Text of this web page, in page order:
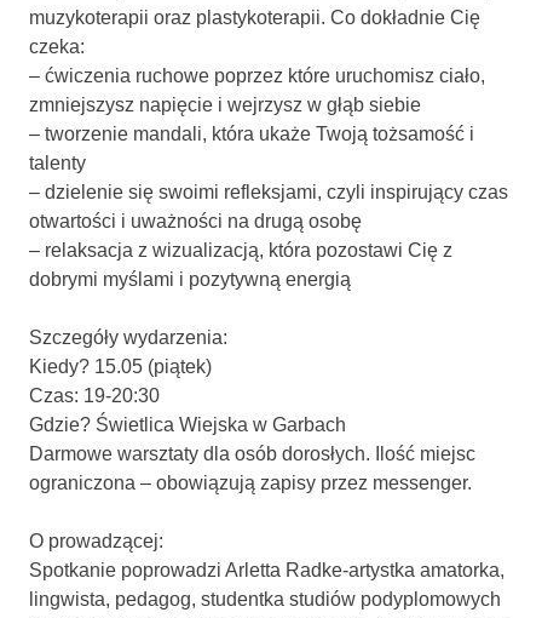
muzykoterapii oraz plastykoterapii. Co dokładnie Cię
czeka:
– ćwiczenia ruchowe poprzez które uruchomisz ciało,
zmniejszysz napięcie i wejrzysz w głąb siebie
– tworzenie mandali, która ukaże Twoją tożsamość i
talenty
– dzielenie się swoimi refleksjami, czyli inspirujący czas
otwartości i uważności na drugą osobę
– relaksacja z wizualizacją, która pozostawi Cię z
dobrymi myślami i pozytywną energią
Szczegóły wydarzenia:
Kiedy? 15.05 (piątek)
Czas: 19-20:30
Gdzie? Świetlica Wiejska w Garbach
Darmowe warsztaty dla osób dorosłych. Ilość miejsc
ograniczona – obowiązują zapisy przez messenger.
O prowadzącej:
Spotkanie poprowadzi Arletta Radke-artystka amatorka,
lingwista, pedagog, studentka studiów podyplomowych